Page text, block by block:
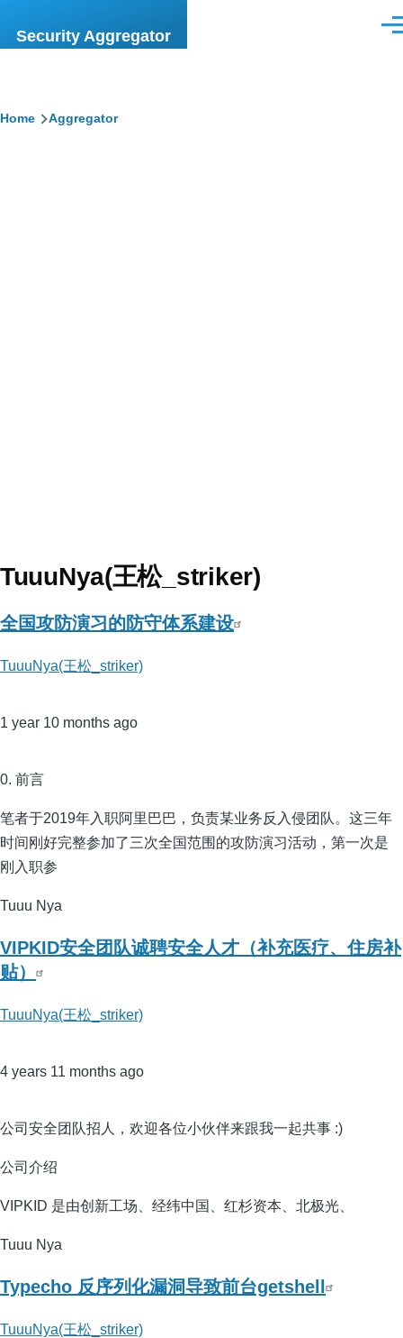
Security Aggregator
Breadcrumb
Home Aggregator
TuuuNya(王松_striker)
全国攻防演习的防守体系建设
TuuuNya(王松_striker)
1 year 10 months ago
0. 前言
笔者于2019年入职阿里巴巴，负责某业务反入侵团队。这三年
时间刚好完整参加了三次全国范围的攻防演习活动，第一次是
刚入职参
Tuuu Nya
VIPKID安全团队诚聘安全人才（补充医疗、住房补
贴）
TuuuNya(王松_striker)
4 years 11 months ago
公司安全团队招人，欢迎各位小伙伴来跟我一起共事 :)
公司介绍
VIPKID 是由创新工场、经纬中国、红杉资本、北极光、
Tuuu Nya
Typecho 反序列化漏洞导致前台getshell
TuuuNya(王松_striker)